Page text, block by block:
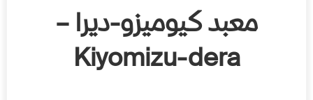
معبد كيوميزو-ديرا –
Kiyomizu-dera